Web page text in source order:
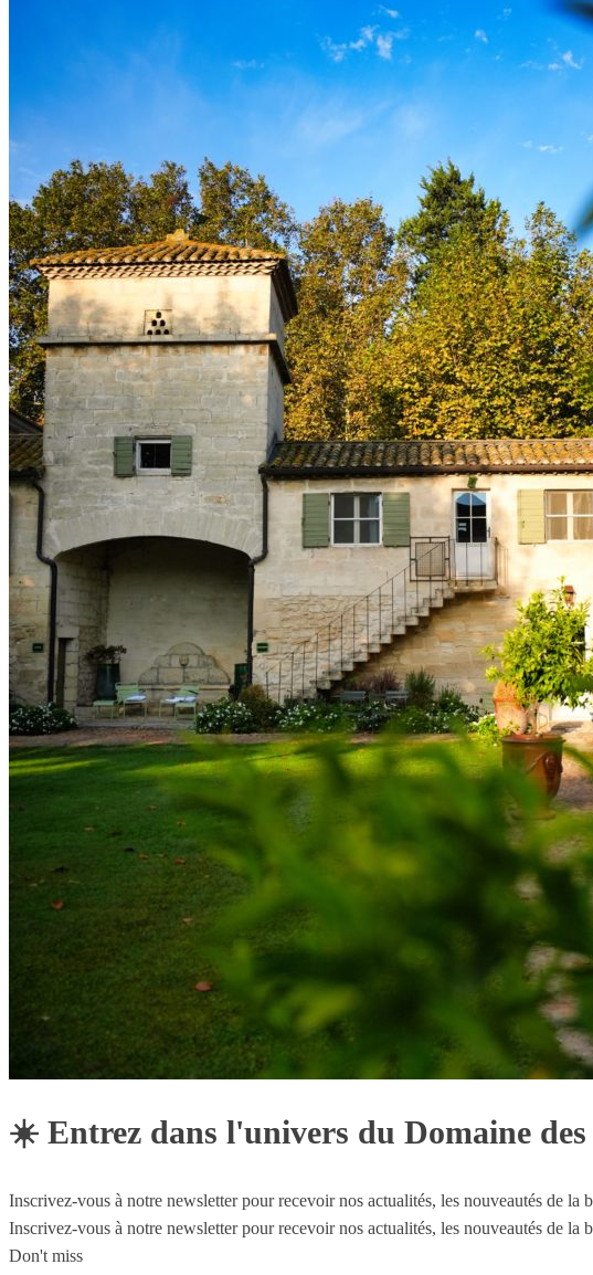
☀️ Entrez dans l'univers du Domaine des
Inscrivez-vous à notre newsletter pour recevoir nos actualités, les nouveautés de la
Inscrivez-vous à notre newsletter pour recevoir nos actualités, les nouveautés de la
Don't miss